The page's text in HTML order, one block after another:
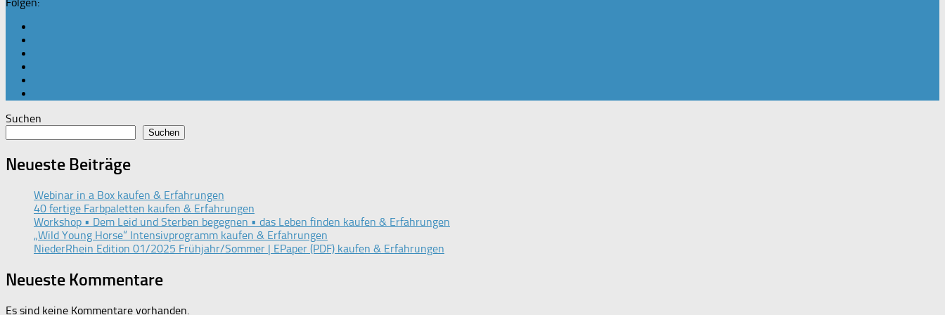
Suchen
Suchen
Neueste Beiträge
Webinar in a Box kaufen & Erfahrungen
40 fertige Farbpaletten kaufen & Erfahrungen
Workshop • Dem Leid und Sterben begegnen • das Leben finden kaufen & Erfahrungen
„Wild Young Horse“ Intensivprogramm kaufen & Erfahrungen
NiederRhein Edition 01/2025 Frühjahr/Sommer | EPaper (PDF) kaufen & Erfahrungen
Neueste Kommentare
Es sind keine Kommentare vorhanden.